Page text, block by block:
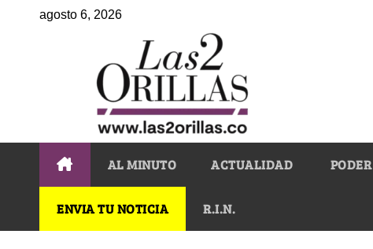
agosto 6, 2026
AL MINUTO ACTUALIDAD PODER
ENVIA TU NOTICIA R.I.N.